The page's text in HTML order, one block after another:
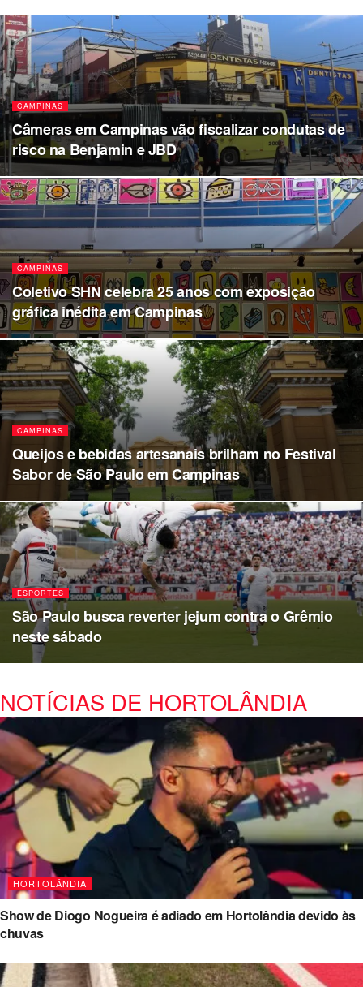
CAMPINAS
Câmeras em Campinas vão fiscalizar condutas de
risco na Benjamin e JBD
CAMPINAS
Coletivo SHN celebra 25 anos com exposição
gráfica inédita em Campinas
CAMPINAS
Queijos e bebidas artesanais brilham no Festival
Sabor de São Paulo em Campinas
ESPORTES
São Paulo busca reverter jejum contra o Grêmio
neste sábado
NOTÍCIAS DE HORTOLÂNDIA
HORTOLÂNDIA
Show de Diogo Nogueira é adiado em Hortolândia devido às
chuvas